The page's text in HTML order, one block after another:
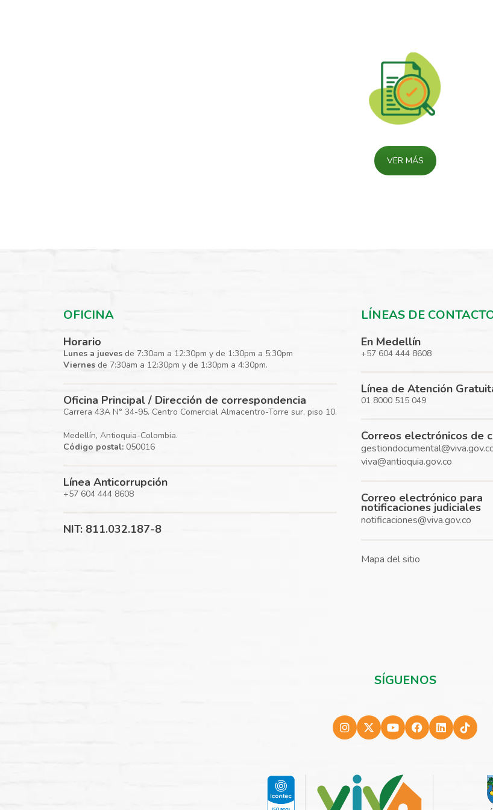
VER MÁS
OFICINA
Horario
Lunes a jueves de 7:30am a 12:30pm y de 1:30pm a 5:30pm
Viernes de 7:30am a 12:30pm y de 1:30pm a 4:30pm.
Oficina Principal / Dirección de correspondencia
Carrera 43A N° 34-95. Centro Comercial Almacentro-Torre sur, piso 10.
Medellín, Antioquia-Colombia.
Código postal: 050016
Línea Anticorrupción
+57 604 444 8608
NIT: 811.032.187-8
LÍNEAS DE
En Medellín
+57 604 444 8608
Línea de Atención
01 8000 515 049
Correos electrónicos de
viva@antioquia.gov.co
Correo electrónico para
notificaciones judiciales
notificaciones@viva.gov.co
Mapa del sitio
SÍGUENOS